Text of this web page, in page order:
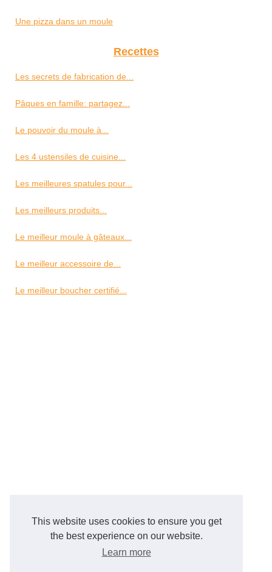
This website uses cookies to ensure you get
the best experience on our website.
Learn more
Une pizza dans un moule
Recettes
Les secrets de fabrication de...
Pâques en famille: partagez...
Le pouvoir du moule à...
Les 4 ustensiles de cuisine...
Les meilleures spatules pour...
Les meilleurs produits...
Le meilleur moule à gâteaux...
Le meilleur accessoire de...
Le meilleur boucher certifié...